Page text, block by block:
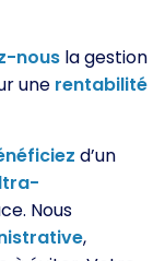
nous la gestion
une rentabilité
d’un
Nous
,